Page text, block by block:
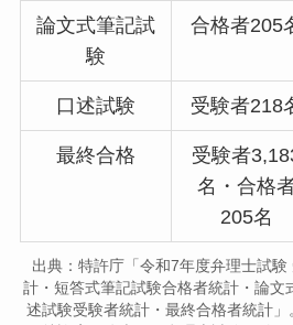
論文式筆記試
験
合格者205
口述試験 受験者218
最終合格
受験者
名・合格
205名
出典：特許庁「令和7年度弁理士試
計・短答式筆記試験合格者統計・論文
述試験受験者統計・最終合格者統計